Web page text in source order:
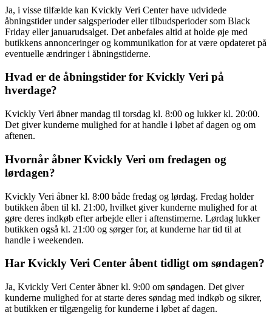
Ja, i visse tilfælde kan Kvickly Veri Center have udvidede
åbningstider under salgsperioder eller tilbudsperioder som Black
Friday eller januarudsalget. Det anbefales altid at holde øje med
butikkens annonceringer og kommunikation for at være opdateret på
eventuelle ændringer i åbningstiderne.
Hvad er de åbningstider for Kvickly Veri på
hverdage?
Kvickly Veri åbner mandag til torsdag kl. 8:00 og lukker kl. 20:00.
Det giver kunderne mulighed for at handle i løbet af dagen og om
aftenen.
Hvornår åbner Kvickly Veri om fredagen og
lørdagen?
Kvickly Veri åbner kl. 8:00 både fredag og lørdag. Fredag holder
butikken åben til kl. 21:00, hvilket giver kunderne mulighed for at
gøre deres indkøb efter arbejde eller i aftenstimerne. Lørdag lukker
butikken også kl. 21:00 og sørger for, at kunderne har tid til at
handle i weekenden.
Har Kvickly Veri Center åbent tidligt om søndagen?
Ja, Kvickly Veri Center åbner kl. 9:00 om søndagen. Det giver
kunderne mulighed for at starte deres søndag med indkøb og sikrer,
at butikken er tilgængelig for kunderne i løbet af dagen.